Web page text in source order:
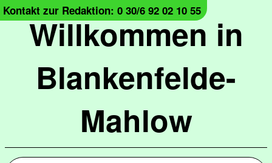
Willkommen in
Blankenfelde-
Mahlow
Kontakt zur Redaktion: 0 30/6 92 02 10 55